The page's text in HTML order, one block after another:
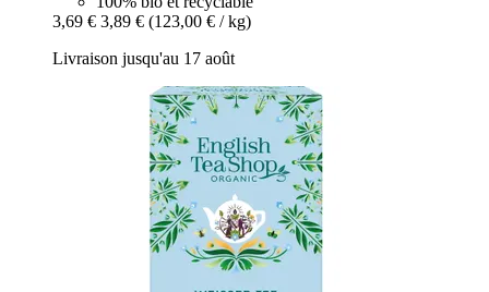
3,69 € 3,89 € (123,00 € / kg)
Livraison jusqu'au 17 août